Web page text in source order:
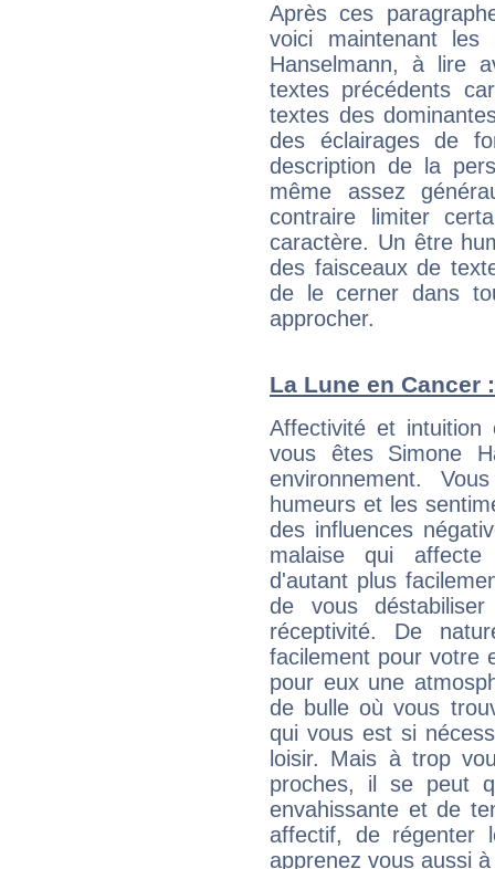
Après ces
voici maintenant
Hanselmann, à lire
textes précédents
textes des
des éclairages de
description de la
même assez
contraire limiter
caractère. Un être
des faisceaux de
de le cerner dans
approcher.
La Lune en Cancer
Affectivité et intuition
vous êtes Simone
environnement.
humeurs et les
des influences
malaise qui
d'autant plus
de vous
réceptivité. De
facilement pour votre
pour eux une
de bulle où vous
qui vous est si
loisir. Mais à trop
proches, il se peut
envahissante et de
affectif, de régenter
apprenez vous aussi